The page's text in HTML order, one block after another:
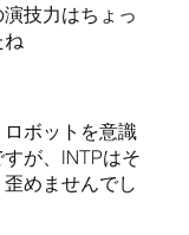
技力はちょっ
ね
ボットを意識
が、INTPはそ
めませんでし